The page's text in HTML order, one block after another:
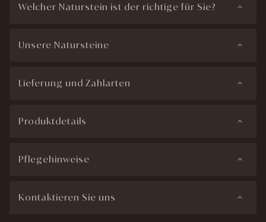
Welcher Naturstein ist der richtige für Sie?
Unsere Natursteine
Lieferung und Zahlarten
Produktdetails
Pflegehinweise
Kontaktieren Sie uns